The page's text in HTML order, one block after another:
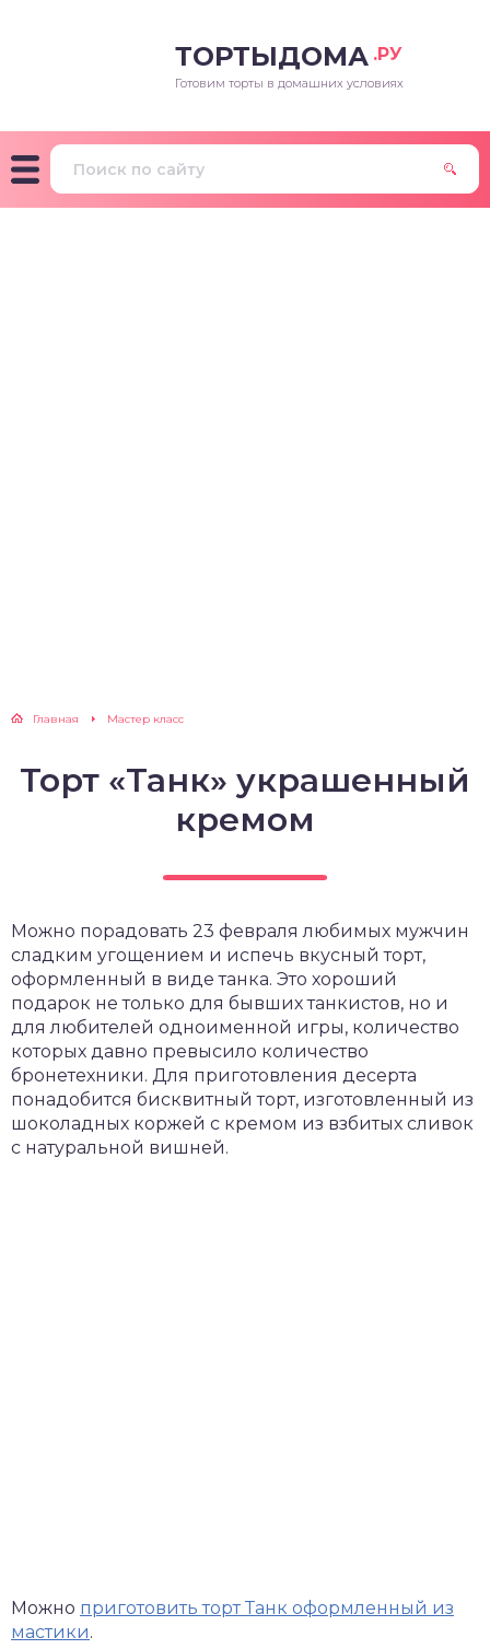
ТОРТЫДОМА .РУ
Готовим торты в домашних условиях
Главная Мастер класс
Торт «Танк» украшенный
кремом
Можно порадовать 23 февраля любимых мужчин
сладким угощением и испечь вкусный торт,
оформленный в виде танка. Это хороший
подарок не только для бывших танкистов, но и
для любителей одноименной игры, количество
которых давно превысило количество
бронетехники. Для приготовления десерта
понадобится бисквитный торт, изготовленный из
шоколадных коржей с кремом из взбитых сливок
с натуральной вишней.
Можно приготовить торт Танк оформленный из
мастики.